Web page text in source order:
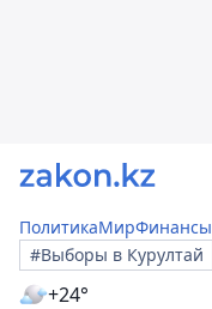
ПолитикаМирФинансы
#Выборы в Курултай
+24°